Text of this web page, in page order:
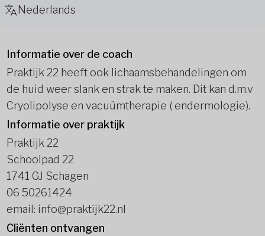
Nederlands
Informatie over de coach
Praktijk 22 heeft ook lichaamsbehandelingen om
de huid weer slank en strak te maken. Dit kan d.m.v
Cryolipolyse en vacuümtherapie ( endermologie).
Informatie over praktijk
Praktijk 22
Schoolpad 22
1741 GJ Schagen
06 50261424
email: info@praktijk22.nl
Cliënten ontvangen